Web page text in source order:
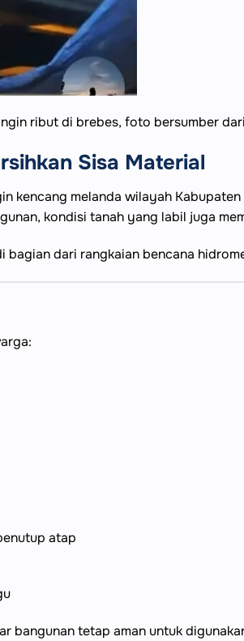
ribut di brebes, foto bersumber
Sisa Material
kencang melanda wilayah
kondisi tanah yang labil juga
bagian dari rangkaian bencana
atap
bangunan tetap aman untuk